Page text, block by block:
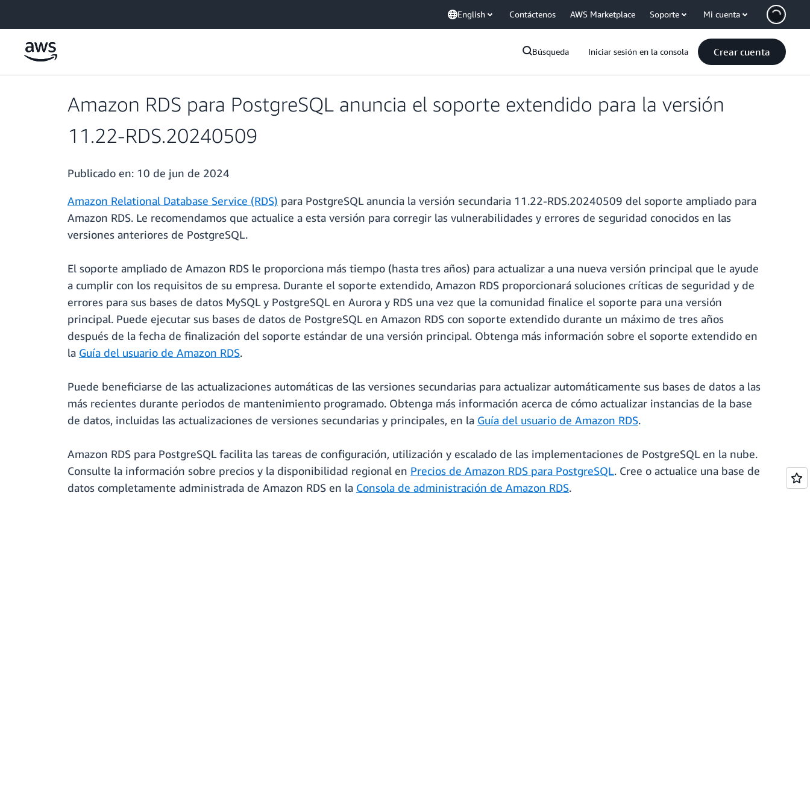
English Contáctenos AWS Marketplace Soporte Mi cuenta
Búsqueda Iniciar sesión en la consola Crear cuenta
Amazon RDS para PostgreSQL anuncia el soporte extendido para la versión
11.22-RDS.20240509
Publicado en: 10 de jun de 2024
Amazon Relational Database Service (RDS) para PostgreSQL anuncia la versión secundaria 11.22-RDS.20240509 del soporte ampliado para
Amazon RDS. Le recomendamos que actualice a esta versión para corregir las vulnerabilidades y errores de seguridad conocidos en las
versiones anteriores de PostgreSQL.
El soporte ampliado de Amazon RDS le proporciona más tiempo (hasta tres años) para actualizar a una nueva versión principal que le ayude
a cumplir con los requisitos de su empresa. Durante el soporte extendido, Amazon RDS proporcionará soluciones críticas de seguridad y de
errores para sus bases de datos MySQL y PostgreSQL en Aurora y RDS una vez que la comunidad finalice el soporte para una versión
principal. Puede ejecutar sus bases de datos de PostgreSQL en Amazon RDS con soporte extendido durante un máximo de tres años
después de la fecha de finalización del soporte estándar de una versión principal. Obtenga más información sobre el soporte extendido en
la Guía del usuario de Amazon RDS.
Puede beneficiarse de las actualizaciones automáticas de las versiones secundarias para actualizar automáticamente sus bases de datos a las
más recientes durante periodos de mantenimiento programado. Obtenga más información acerca de cómo actualizar instancias de la base
de datos, incluidas las actualizaciones de versiones secundarias y principales, en la Guía del usuario de Amazon RDS.
Amazon RDS para PostgreSQL facilita las tareas de configuración, utilización y escalado de las implementaciones de PostgreSQL en la nube.
Consulte la información sobre precios y la disponibilidad regional en Precios de Amazon RDS para PostgreSQL. Cree o actualice una base de
datos completamente administrada de Amazon RDS en la Consola de administración de Amazon RDS.